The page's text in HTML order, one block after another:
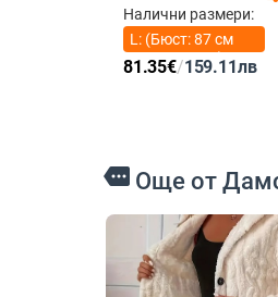
Налични размери:
L: (Бюст: 87 см
Талия: 70 см)
81.35€/159.11лв
more Още от